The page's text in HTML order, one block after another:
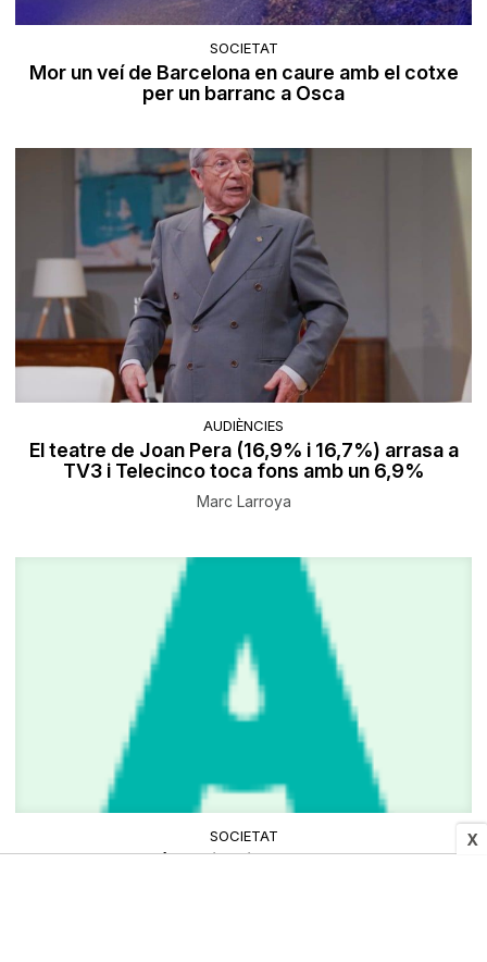
X
SOCIETAT
Mor un veí de Barcelona en caure amb el cotxe
per un barranc a Osca
AUDIÈNCIES
El teatre de Joan Pera (16,9% i 16,7%) arrasa a
TV3 i Telecinco toca fons amb un 6,9%
Marc Larroya
SOCIETAT
El Cap d'Any més solidari de Tarragona: torrons i